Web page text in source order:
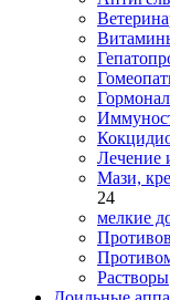
Лечение
Мази,
24
мелкие
Растворы